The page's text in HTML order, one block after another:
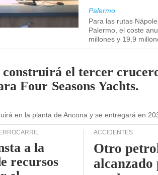
Palermo
Para las rutas
Palermo, el coste
millones y 19,9
el tercer
Four Seasons Yachts.
en la planta de Ancona y se entregará en
a la
recursos
ACCIDENTES
Otro